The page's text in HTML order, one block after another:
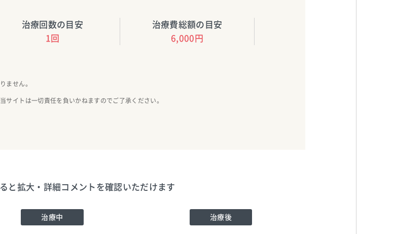
治療回数の目安
1回
治療費総額の目安
6,000円
ません。
サイトは一切責任を負いかねますのでご了承ください。
と拡大・詳細コメントを確認いただけます
治療中 治療後